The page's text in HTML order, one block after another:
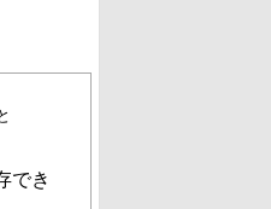
でき